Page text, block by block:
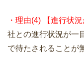
・理由(4) 【進行状況
社との進行状況が一
で待たされることが